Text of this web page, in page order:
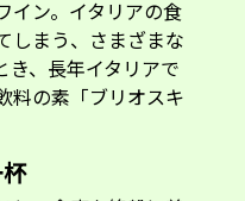
イン。イタリアの食
しまう、さまざまな
き、長年イタリアで
料の素「ブリオスキ